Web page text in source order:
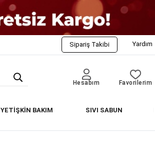
Sipariş Takibi Yardım
Hesabım Favorilerim
YETİŞKİN BAKIM SIVI SABUN